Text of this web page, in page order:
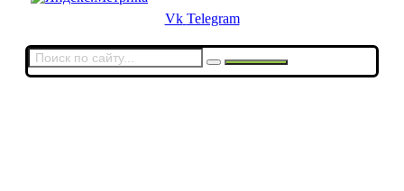
Vk Telegram